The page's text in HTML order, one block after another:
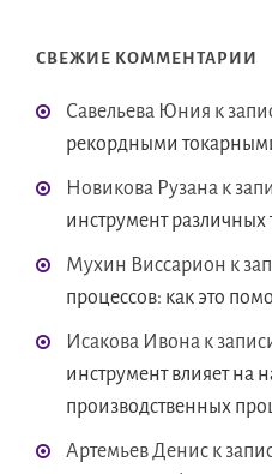
СВЕЖИЕ КОММЕНТАРИИ
Савельева Юния к
рекордными
Новикова Рузана к
инструмент различных
Мухин Виссарион к
процессов: как это
Исакова Ивона к
инструмент влияет на
производственных
Артемьев Денис к